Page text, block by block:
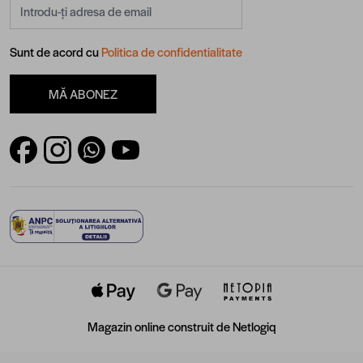
Sunt de acord cuPolitica de confidentialitate
MĂ ABONEZ
Magazin online construit deNetlogiq